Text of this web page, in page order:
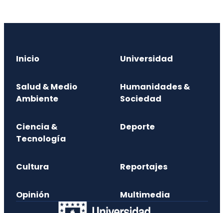
Inicio Universidad
Salud & Medio
Ambiente
Humanidades &
Sociedad
Ciencia &
Tecnología
Deporte
Cultura Reportajes
Opinión Multimedia